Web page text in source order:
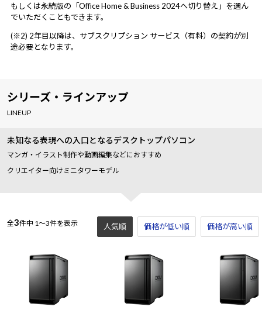
もしくは永続版の「Office Home & Business 2024へ切り替え」を選ん
でいただくこともできます。
(※2) 2年目以降は、サブスクリプション サービス（有料）の契約が別
途必要となります。
シリーズ・ラインアップ
LINEUP
未知なる表現への入口となるデスクトップパソコン
マンガ・イラスト制作や動画編集などにおすすめ
クリエイター向けミニタワーモデル
全3件中 1～3件を表示 人気順 価格が低い順 価格が高い順